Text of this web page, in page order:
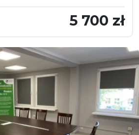
5 700 zł